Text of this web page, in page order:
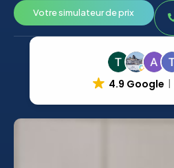
Votre simulateur de prix
4.9 Google